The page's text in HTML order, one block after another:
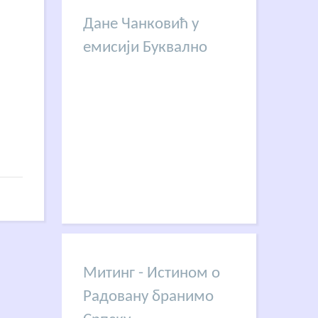
Дане Чанковић у
емисији Буквално
Митинг - Истином о
Радовану бранимо